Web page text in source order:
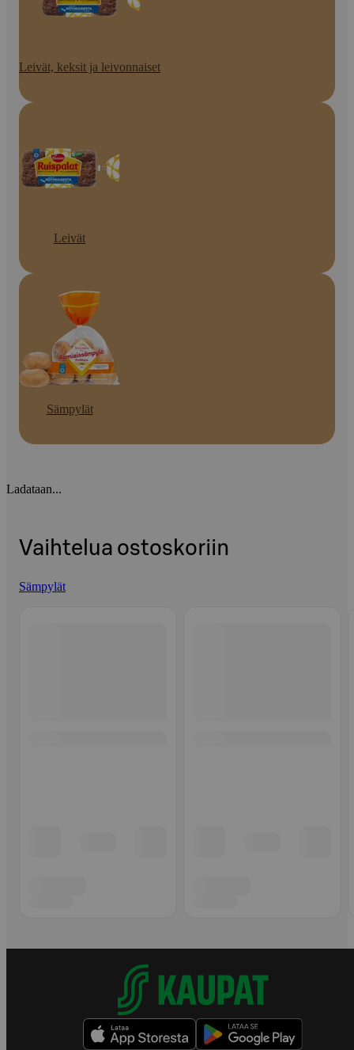
Leivät, keksit ja leivonnaiset
Leivät
Sämpylät
Ladataan...
Vaihtelua ostoskoriin
Sämpylät